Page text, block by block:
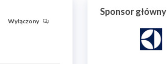
Wyłączony
Sponsor główny